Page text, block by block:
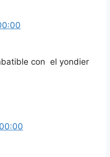
con el yondier